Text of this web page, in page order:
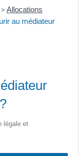
> Allocations
au médiateur
légale et